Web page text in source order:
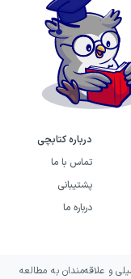
درباره کتابچی
تماس با ما
پشتیبانی
درباره ما
و علاقه‌مندان به مطالعه